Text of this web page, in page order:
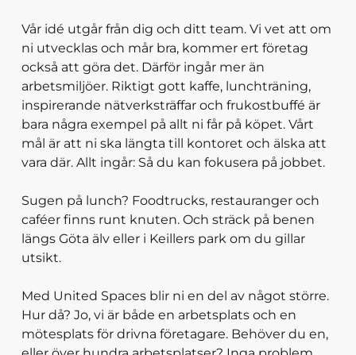
Vår idé utgår från dig och ditt team. Vi vet att om
ni utvecklas och mår bra, kommer ert företag
också att göra det. Därför ingår mer än
arbetsmiljöer. Riktigt gott kaffe, lunchträning,
inspirerande nätverksträffar och frukostbuffé är
bara några exempel på allt ni får på köpet. Vårt
mål är att ni ska längta till kontoret och älska att
vara där. Allt ingår: Så du kan fokusera på jobbet.
Sugen på lunch? Foodtrucks, restauranger och
caféer finns runt knuten. Och sträck på benen
längs Göta älv eller i Keillers park om du gillar
utsikt.
Med United Spaces blir ni en del av något större.
Hur då? Jo, vi är både en arbetsplats och en
mötesplats för drivna företagare. Behöver du en,